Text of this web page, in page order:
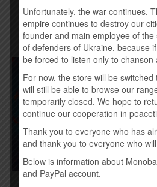
Купить
Unfortunately, the war continues.
empire continues to destroy our
founder and main employee of
of defenders of Ukraine, because
be forced to listen only to chanson
For now, the store will be
will still be able to browse our
temporarily closed. We hope to
continue our cooperation in
Thank you to everyone who has
and thank you to everyone who
Below is information about
and PayPal account.